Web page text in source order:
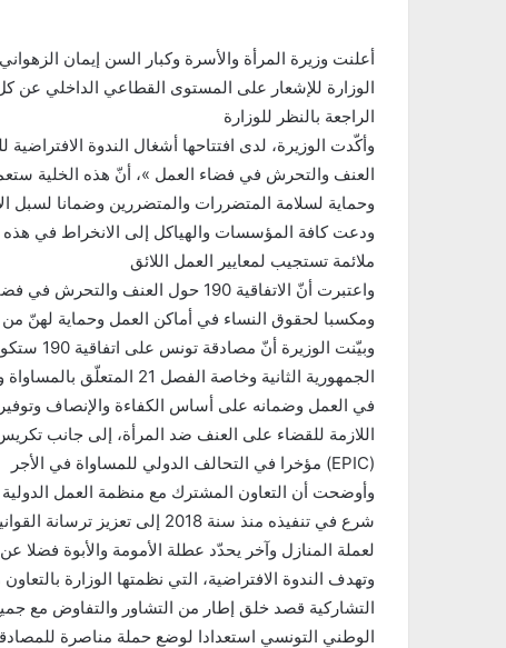
أعلنت وزيرة المرأة والأسرة وكبار السن إيمان
الوزارة للإشعار على المستوى القطاعي الداخلي
الراجعة بالنظر للوزارة
العنف والتحرش في فضاء العمل »، أنّ هذه الخلية
وحماية لسلامة المتضررات والمتضررين وضمانا لسبل
ودعت كافة المؤسسات والهياكل إلى الانخراط في
ملائمة تستجيب لمعايير العمل اللائق
واعتبرت أنّ الاتفاقية 190 حول
ومكسبا لحقوق النساء في أماكن العمل وحماية لهنّ
وبيّنت
اللازمة للقضاء على العنف ضد المرأة، إلى جانب
مؤخرا في التحالف الدولي للمساواة في الأجر (EPIC)
وأوضحت أن التعاون المشترك مع منظمة العمل
شرع في تنفيذه منذ سنة 2018
لعملة المنازل وآخر يحدّد عطلة الأمومة والأبوة فضلا عن
وتهدف الندوة الافتراضية، التي نظمتها الوزارة
الوطني التونسي استعدادا لوضع حملة مناصرة